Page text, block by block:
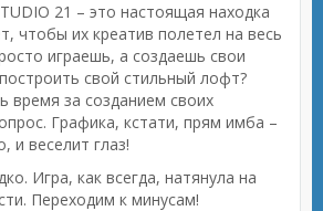
21 – это настоящая находка
чтобы их креатив полетел на весь
играешь, а создаешь свои
свой стильный лофт?
время за созданием своих
Графика, кстати, прям имба –
и веселит глаз!
Игра, как всегда, натянула на
Переходим к минусам!